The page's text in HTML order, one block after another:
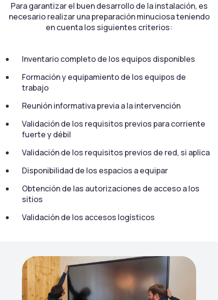
Para garantizar el buen desarrollo de la instalación, es
necesario realizar una preparación minuciosa teniendo
en cuenta los siguientes criterios:
Inventario completo de los equipos disponibles
Formación y equipamiento de los equipos de
trabajo
Reunión informativa previa a la intervención
Validación de los requisitos previos para corriente
fuerte y débil
Validación de los requisitos previos de red, si aplica
Disponibilidad de los espacios a equipar
Obtención de las autorizaciones de acceso a los
sitios
Validación de los accesos logísticos